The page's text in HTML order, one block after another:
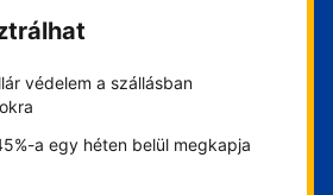
védelem a szállásban
a egy héten belül megkapja